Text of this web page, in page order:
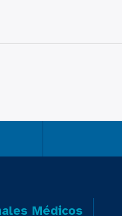
Médicos